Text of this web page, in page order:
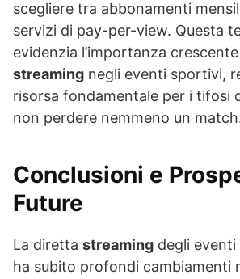
scegliere tra abbonamenti
servizi di pay-per-view. Questa
evidenzia l’importanza
streaming negli eventi sportivi,
risorsa fondamentale per i tifosi
non perdere nemmeno un
Conclusioni e
Future
La diretta streaming degli
ha subito profondi cambiamenti